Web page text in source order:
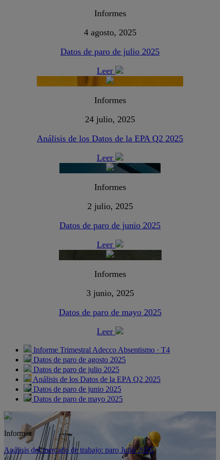
Informes
4 agosto, 2025
Datos de paro de julio 2025
Leer
Informes
24 julio, 2025
Análisis de los Datos de la EPA Q2 2025
Leer
Informes
2 julio, 2025
Datos de paro de junio 2025
Leer
Informes
3 junio, 2025
Datos de paro de mayo 2025
Leer
Informe Trimestral Adecco Absentismo · T4
Datos de paro de agosto 2025
Datos de paro de julio 2025
Análisis de los Datos de la EPA Q2 2025
Datos de paro de junio 2025
Datos de paro de mayo 2025
Informes
Análisis del mercado de trabajo: paro Julio 2026